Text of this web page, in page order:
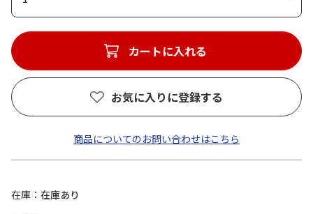
カートに入れる
お気に入りに登録する
商品についてのお問い合わせはこちら
在庫
在庫あり